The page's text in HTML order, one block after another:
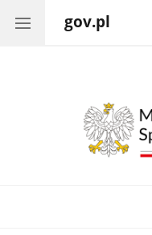
gov.pl